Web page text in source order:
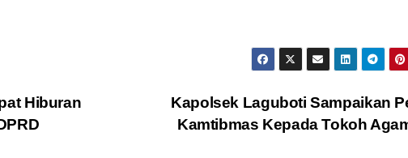
Kapolsek Laguboti Sampaikan
Kamtibmas Kepada Tokoh
Hiburan